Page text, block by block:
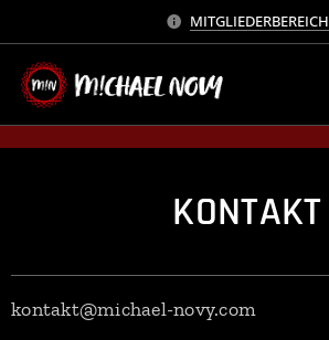
MITGLIEDERBEREICH
KONTAKT
kontakt@michael-novy.com